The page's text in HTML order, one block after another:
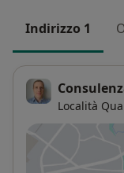
Indirizzo 1
Località